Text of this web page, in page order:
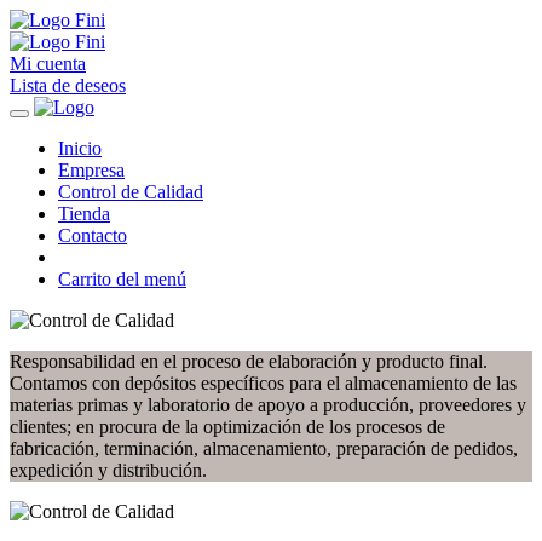
Mi cuenta
Lista de deseos
Inicio
Empresa
Control de Calidad
Tienda
Contacto
Carrito del menú
Responsabilidad en el proceso de elaboración y producto final.
Contamos con depósitos específicos para el almacenamiento de las
materias primas y laboratorio de apoyo a producción, proveedores y
clientes; en procura de la optimización de los procesos de
fabricación, terminación, almacenamiento, preparación de pedidos,
expedición y distribución.